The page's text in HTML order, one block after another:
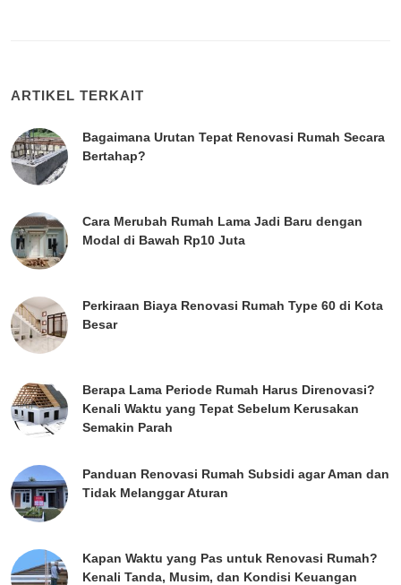
ARTIKEL TERKAIT
Bagaimana Urutan Tepat Renovasi Rumah Secara
Bertahap?
Cara Merubah Rumah Lama Jadi Baru dengan
Modal di Bawah Rp10 Juta
Perkiraan Biaya Renovasi Rumah Type 60 di Kota
Besar
Berapa Lama Periode Rumah Harus Direnovasi?
Kenali Waktu yang Tepat Sebelum Kerusakan
Semakin Parah
Panduan Renovasi Rumah Subsidi agar Aman dan
Tidak Melanggar Aturan
Kapan Waktu yang Pas untuk Renovasi Rumah?
Kenali Tanda, Musim, dan Kondisi Keuangan